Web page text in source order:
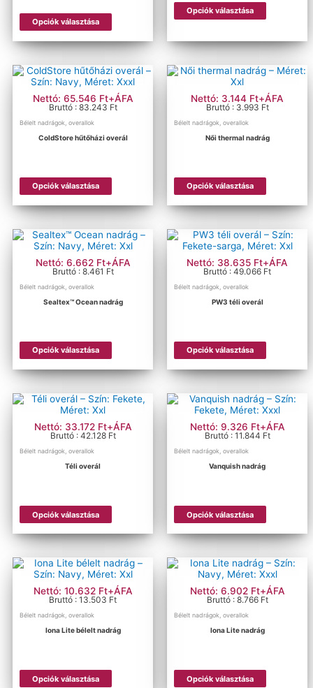
Opciók választása
Ennek
a
terméknek
több
van.
A
változatok
a
termékoldalon
ki
Opciók választása
Ennek
a
több
variációja
A
a
Nettó: 65.546 Ft+ÁFA
Bruttó : 83.243 Ft
Bélelt nadrágok, overallok
ColdStore hűtőházi overál
Opciók választása
Ennek
a
terméknek
több
van.
A
változatok
a
termékoldalon
ki
Nettó: 3.144 Ft+ÁFA
Bruttó : 3.993 Ft
Bélelt nadrágok, overallok
Női thermal nadrág
Opciók választása
Ennek
a
terméknek
több
van.
A
változatok
a
Nettó: 6.662 Ft+ÁFA
Bruttó : 8.461 Ft
Bélelt nadrágok, overallok
Sealtex™ Ocean nadrág
Opciók választása
Ennek
a
terméknek
több
van.
változatok
a
termékoldalon
Nettó: 38.635 Ft+ÁFA
Bruttó : 49.066 Ft
Bélelt nadrágok, overallok
PW3 téli overál
Opciók választása
Ennek
a
terméknek
több
van.
A
változatok
a
ki
Nettó: 33.172 Ft+ÁFA
Bruttó : 42.128 Ft
Bélelt nadrágok, overallok
Téli overál
Opciók választása
Ennek
a
terméknek
több
van.
A
változatok
a
termékoldalon
ki
Nettó: 9.326 Ft+ÁFA
Bruttó : 11.844 Ft
Bélelt nadrágok, overallok
Vanquish nadrág
Opciók választása
Ennek
a
terméknek
több
van.
A
változatok
a
Nettó: 10.632 Ft+ÁFA
Bruttó : 13.503 Ft
Bélelt nadrágok, overallok
Iona Lite bélelt nadrág
Opciók választása
Ennek
Nettó: 6.902 Ft+ÁFA
Bruttó : 8.766 Ft
Bélelt nadrágok, overallok
Iona Lite nadrág
Opciók választása
Ennek